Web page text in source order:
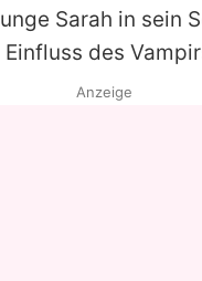
Sarah in sein
Einfluss des
Anzeige